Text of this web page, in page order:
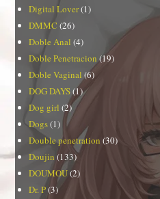
Digital Lover(1)
DMMC (26)
Doble Anal (4)
Doble Penetracion (19)
Doble Vaginal (6)
DOG DAYS(1)
Dog girl (2)
Dogs(1)
Double penetration (30)
Doujin (133)
DOUMOU(2)
Dr. P(3)